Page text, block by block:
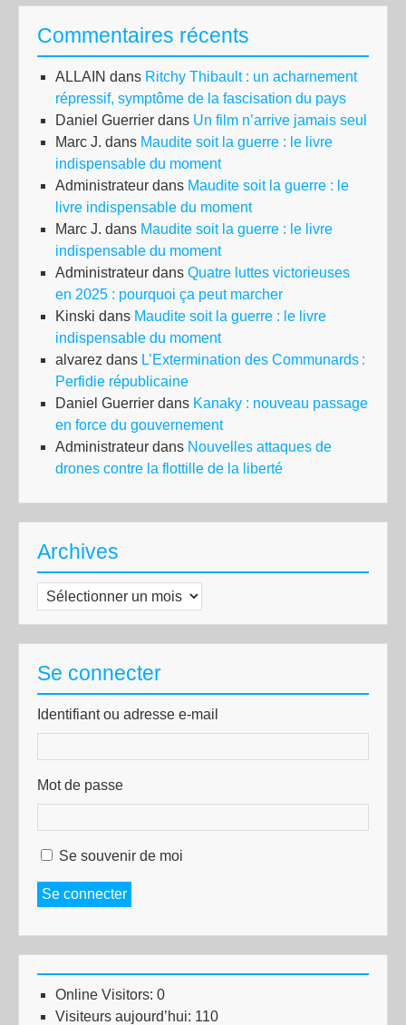
Commentaires récents
ALLAIN dans Ritchy Thibault : un acharnement
répressif, symptôme de la fascisation du pays
Daniel Guerrier dans Un film n’arrive jamais seul
Marc J. dans Maudite soit la guerre : le livre
indispensable du moment
Administrateur dans Maudite soit la guerre : le
livre indispensable du moment
Marc J. dans Maudite soit la guerre : le livre
indispensable du moment
Administrateur dans Quatre luttes victorieuses
en 2025 : pourquoi ça peut marcher
Kinski dans Maudite soit la guerre : le livre
indispensable du moment
alvarez dans L’Extermination des Communards :
Perfidie républicaine
Daniel Guerrier dans Kanaky : nouveau passage
en force du gouvernement
Administrateur dans Nouvelles attaques de
drones contre la flottille de la liberté
Archives
Archives
Se connecter
Identifiant ou adresse e-mail
Mot de passe
Se souvenir de moi
Se connecter
Online Visitors: 0
Visiteurs aujourd’hui: 110